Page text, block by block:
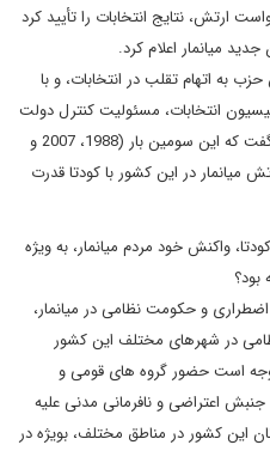
ارتش، نتایج انتخابات را تأیید کرد
به اتهام تقلب در انتخابات، و با
انتخابات، مسئولیت کنترل دولت
را در دست گرفت. در همین ارتباط باید گفت که این سومین بار (1988، 2007 و
میانمار در این کشور با کودتا قدرت
واکنش خود مردم میانمار، به ویژه
بود؟
و حکومت نظامی در میانمار،
در شهرهای مختلف این کشور
است حضور گروه های قومی و
اعتراضی و نافرمانی مدنی علیه
این کشور در مناطق مختلف، بویژه در